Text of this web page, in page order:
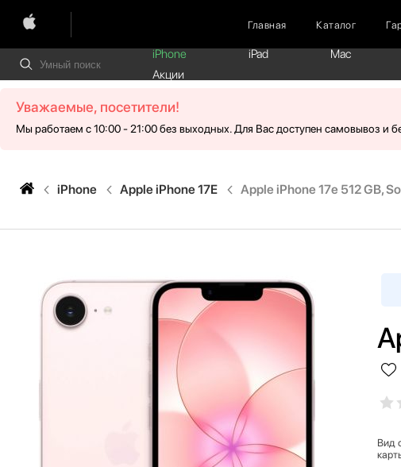
Главная Каталог
iPhone iPad Mac
Акции
Уважаемые, посетители!
Мы работаем с 10:00 - 21:00 без выходных. Для Вас доступен самовывоз и
iPhone Apple iPhone 17E Apple iPhone 17e 512 GB,
Вид